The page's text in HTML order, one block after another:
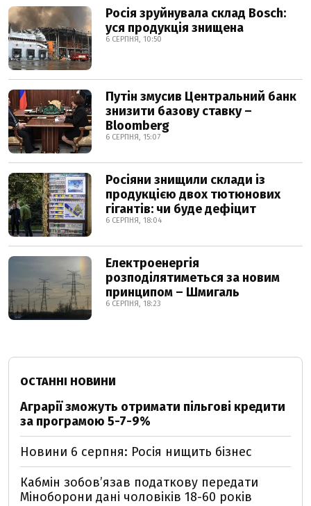
Росія зруйнувала склад Bosch:
уся продукція знищена
6 СЕРПНЯ, 10:50
Путін змусив Центральний банк
знизити базову ставку –
Bloomberg
6 СЕРПНЯ, 15:07
Росіяни знищили склади із
продукцією двох тютюнових
гігантів: чи буде дефіцит
6 СЕРПНЯ, 18:04
Електроенергія
розподілятиметься за новим
принципом – Шмигаль
6 СЕРПНЯ, 18:23
ОСТАННІ НОВИНИ
Аграрії зможуть отримати пільгові кредити
за програмою 5-7-9%
Новини 6 серпня: Росія нищить бізнес
Кабмін зобовʼязав податкову передати
Міноборони дані чоловіків 18-60 років